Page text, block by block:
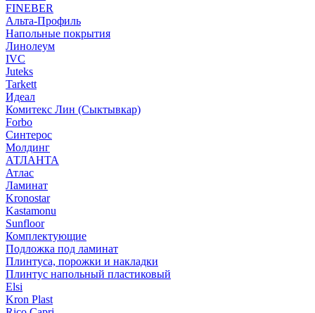
FINEBER
Альта-Профиль
Напольные покрытия
Линолеум
IVC
Juteks
Tarkett
Идеал
Комитекс Лин (Сыктывкар)
Forbo
Синтерос
Молдинг
АТЛАНТА
Атлас
Ламинат
Kronostar
Kastamonu
Sunfloor
Комплектующие
Подложка под ламинат
Плинтуса, порожки и накладки
Плинтус напольный пластиковый
Elsi
Kron Plast